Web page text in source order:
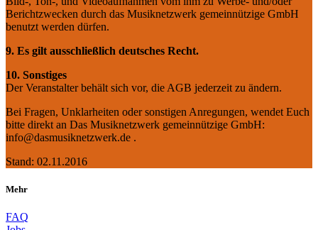
Berichtzwecken durch das Musiknetzwerk gemeinnützige GmbH
benutzt werden dürfen.
9. Es gilt ausschließlich deutsches Recht.
10. Sonstiges
Der Veranstalter behält sich vor, die AGB jederzeit zu ändern.
Bei Fragen, Unklarheiten oder sonstigen Anregungen, wendet Euch
bitte direkt an Das Musiknetzwerk gemeinnützige GmbH:
info@dasmusiknetzwerk.de .
Stand: 02.11.2016
Mehr
FAQ